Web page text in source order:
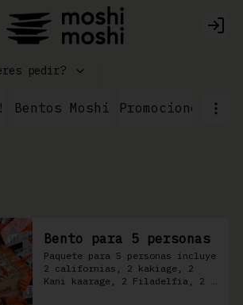
pedir?
Bentos Moshi Promociones
Bento para 5 personas
Paquete para 5 personas incluye
2 californias, 2 kakiage, 2
Kani kaarage, 2 Filadelfia, 2